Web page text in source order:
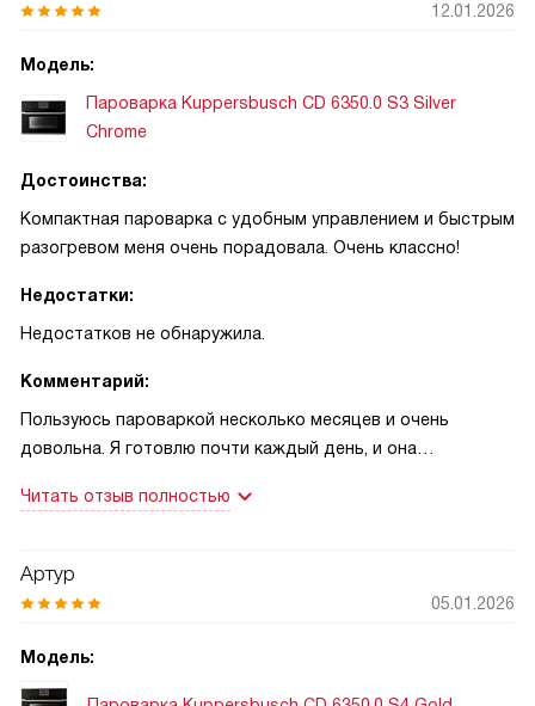
12.01.2026
Модель:
Пароварка Kuppersbusch CD 6350.0 S3 Silver
Chrome
Достоинства:
Компактная пароварка с удобным управлением и быстрым
разогревом меня очень порадовала. Очень классно!
Недостатки:
Недостатков не обнаружила.
Комментарий:
Пользуюсь пароваркой несколько месяцев и очень
довольна. Я готовлю почти каждый день, и она
поворотные переключатели просты в освоении. Быстрый
приготовить завтрак и собрать ребёнка в школу. Режимы
поддержания тепла — блюда остаются тёплыми, пока я
Читать отзыв полностью
Артур
05.01.2026
Модель: